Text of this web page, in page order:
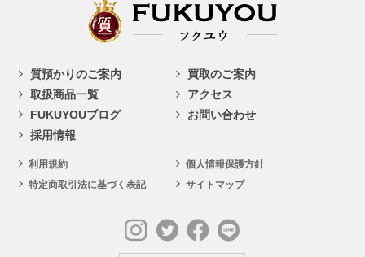
質預かりのご案内
買取のご案内
取扱商品一覧
アクセス
FUKUYOUブログ
お問い合わせ
採用情報
利用規約
個人情報保護方針
特定商取引法に基づく表記
サイトマップ